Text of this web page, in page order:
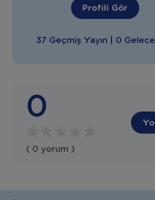
Profili Gör
37 Geçmiş Yayın | 0
0
( 0 yorum )